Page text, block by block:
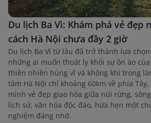
Du lịch Ba Vì: Khám phá vẻ đẹp
cách Hà Nội chưa đầy 2 giờ
Du lịch Ba Vì từ lâu đã trở thành lựa
những ai muốn thoát ly khỏi sự ồn ào
thiên nhiên hùng vĩ và không khí trong
tâm Hà Nội chỉ khoảng 60km về phía
mình vẻ đẹp giao hòa giữa núi rừng,
lịch sử, văn hóa độc đáo, hứa hẹn một
nghiệm đáng nhớ.